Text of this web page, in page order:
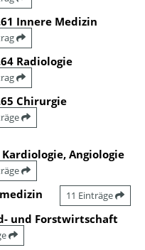
Innere Medizin
Radiologie
Chirurgie
Kardiologie, Angiologie
11 Einträge
und Forstwirtschaft